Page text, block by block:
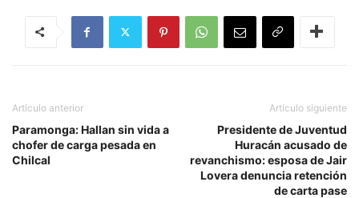
Artículo anterior
Paramonga: Hallan sin vida a
chofer de carga pesada en
Chilcal
Artículo siguiente
Presidente de Juventud
Huracán acusado de
revanchismo: esposa de Jair
Lovera denuncia retención
de carta pase